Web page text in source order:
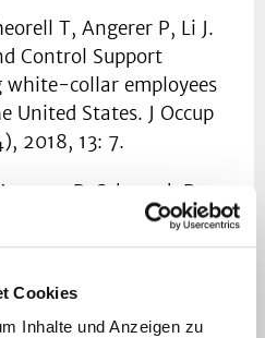
Cookies
Inhalte und Anzeigen zu
T, Angerer P, Li J.
Control Support
white-collar employees
United States. J Occup
2018, 13: 7.
P, Schmook R,
Gantner M, Herzog W,
health of nurses